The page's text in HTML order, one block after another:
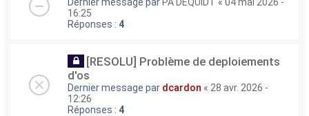
16:25
Réponses : 4
[RESOLU] Problème de deploiements
d'os
Dernier message par dcardon « 28 avr. 2026 -
12:26
Réponses : 4